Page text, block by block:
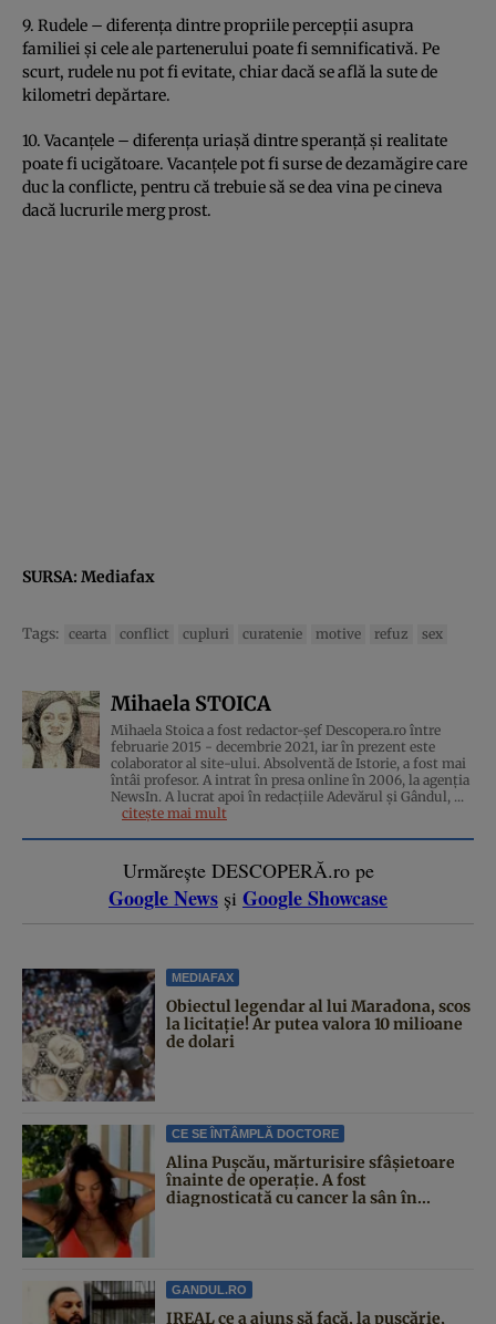
9. Rudele – diferenţa dintre propriile percepţii asupra
familiei şi cele ale partenerului poate fi semnificativă. Pe
scurt, rudele nu pot fi evitate, chiar dacă se află la sute de
kilometri depărtare.
10. Vacanţele – diferenţa uriaşă dintre speranţă şi realitate
poate fi ucigătoare. Vacanţele pot fi surse de dezamăgire care
duc la conflicte, pentru că trebuie să se dea vina pe cineva
dacă lucrurile merg prost.
SURSA: Mediafax
Tags: cearta conflict cupluri curatenie motive refuz sex
Mihaela STOICA
Mihaela Stoica a fost redactor-șef Descopera.ro între
februarie 2015 - decembrie 2021, iar în prezent este
colaborator al site-ului. Absolventă de Istorie, a fost mai
întâi profesor. A intrat în presa online în 2006, la agenţia
NewsIn. A lucrat apoi în redacţiile Adevărul şi Gândul, ...
citește mai mult
Urmărește DESCOPERĂ.ro pe
Google News și Google Showcase
MEDIAFAX
Obiectul legendar al lui Maradona, scos
la licitație! Ar putea valora 10 milioane
de dolari
CE SE ÎNTÂMPLĂ DOCTORE
Alina Pușcău, mărturisire sfâșietoare
înainte de operație. A fost
diagnosticată cu cancer la sân în...
GANDUL.RO
IREAL ce a ajuns să facă, la pușcărie,